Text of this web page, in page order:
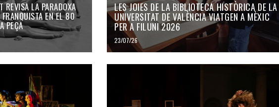
REVISA LA PARADOXA
EN EL 80
PEÇA
LES JOIES DE LA BIBLIOTECA HISTÒRICA DE LA
UNIVERSITAT DE VALÈNCIA VIATGEN A MÈXIC
PER A FILUNI 2026
23/07/26